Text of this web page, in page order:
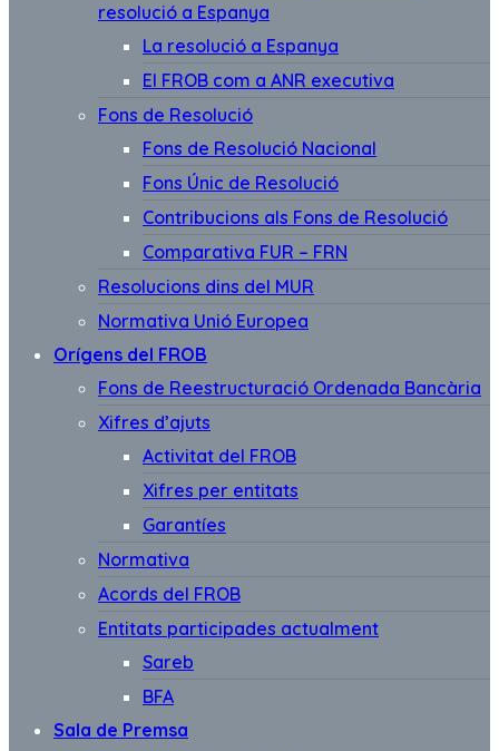
resolució a Espanya
La resolució a Espanya
El FROB com a ANR executiva
Fons de Resolució
Fons de Resolució Nacional
Fons Únic de Resolució
Contribucions als Fons de Resolució
Comparativa FUR – FRN
Resolucions dins del MUR
Normativa Unió Europea
Orígens del FROB
Fons de Reestructuració Ordenada Bancària
Xifres d’ajuts
Activitat del FROB
Xifres per entitats
Garantíes
Normativa
Acords del FROB
Entitats participades actualment
Sareb
BFA
Sala de Premsa